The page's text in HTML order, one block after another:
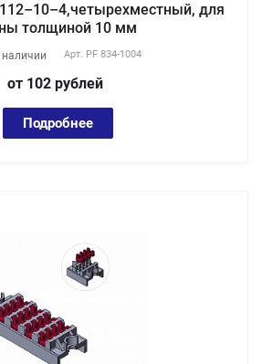
для
толщиной 10 мм
наличии Арт. PF 834-1004
от 102 рублей
Подробнее